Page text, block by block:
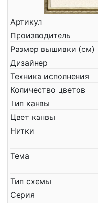
Артикул
Производитель
Размер вышивки (см)
Дизайнер
Техника исполнения
Количество цветов
Тип канвы
Цвет канвы
Нитки
Тема
Тип схемы
Серия